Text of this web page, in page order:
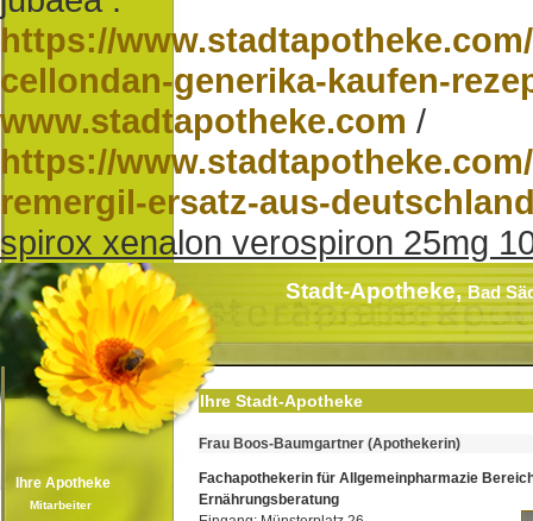
https://
cellondan-generika-kaufen-
www.stadtapotheke.com /
https://
remergil-ersatz-aus-
spirox xenalon verospiron 25mg
Stadt-Apotheke,Bad
Ihre Apotheke
Mitarbeiter
Ihre Stadt-Apotheke
Frau Boos-Baumgartner (Apothekerin)
Fachapothekerin für Allgemeinpharmazie
Ernährungsberatung